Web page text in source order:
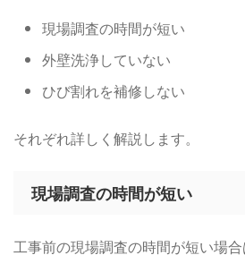
現場調査の時間が短い
外壁洗浄していない
ひび割れを補修しない
それぞれ詳しく解説します。
現場調査の時間が短い
工事前の現場調査の時間が短い場合